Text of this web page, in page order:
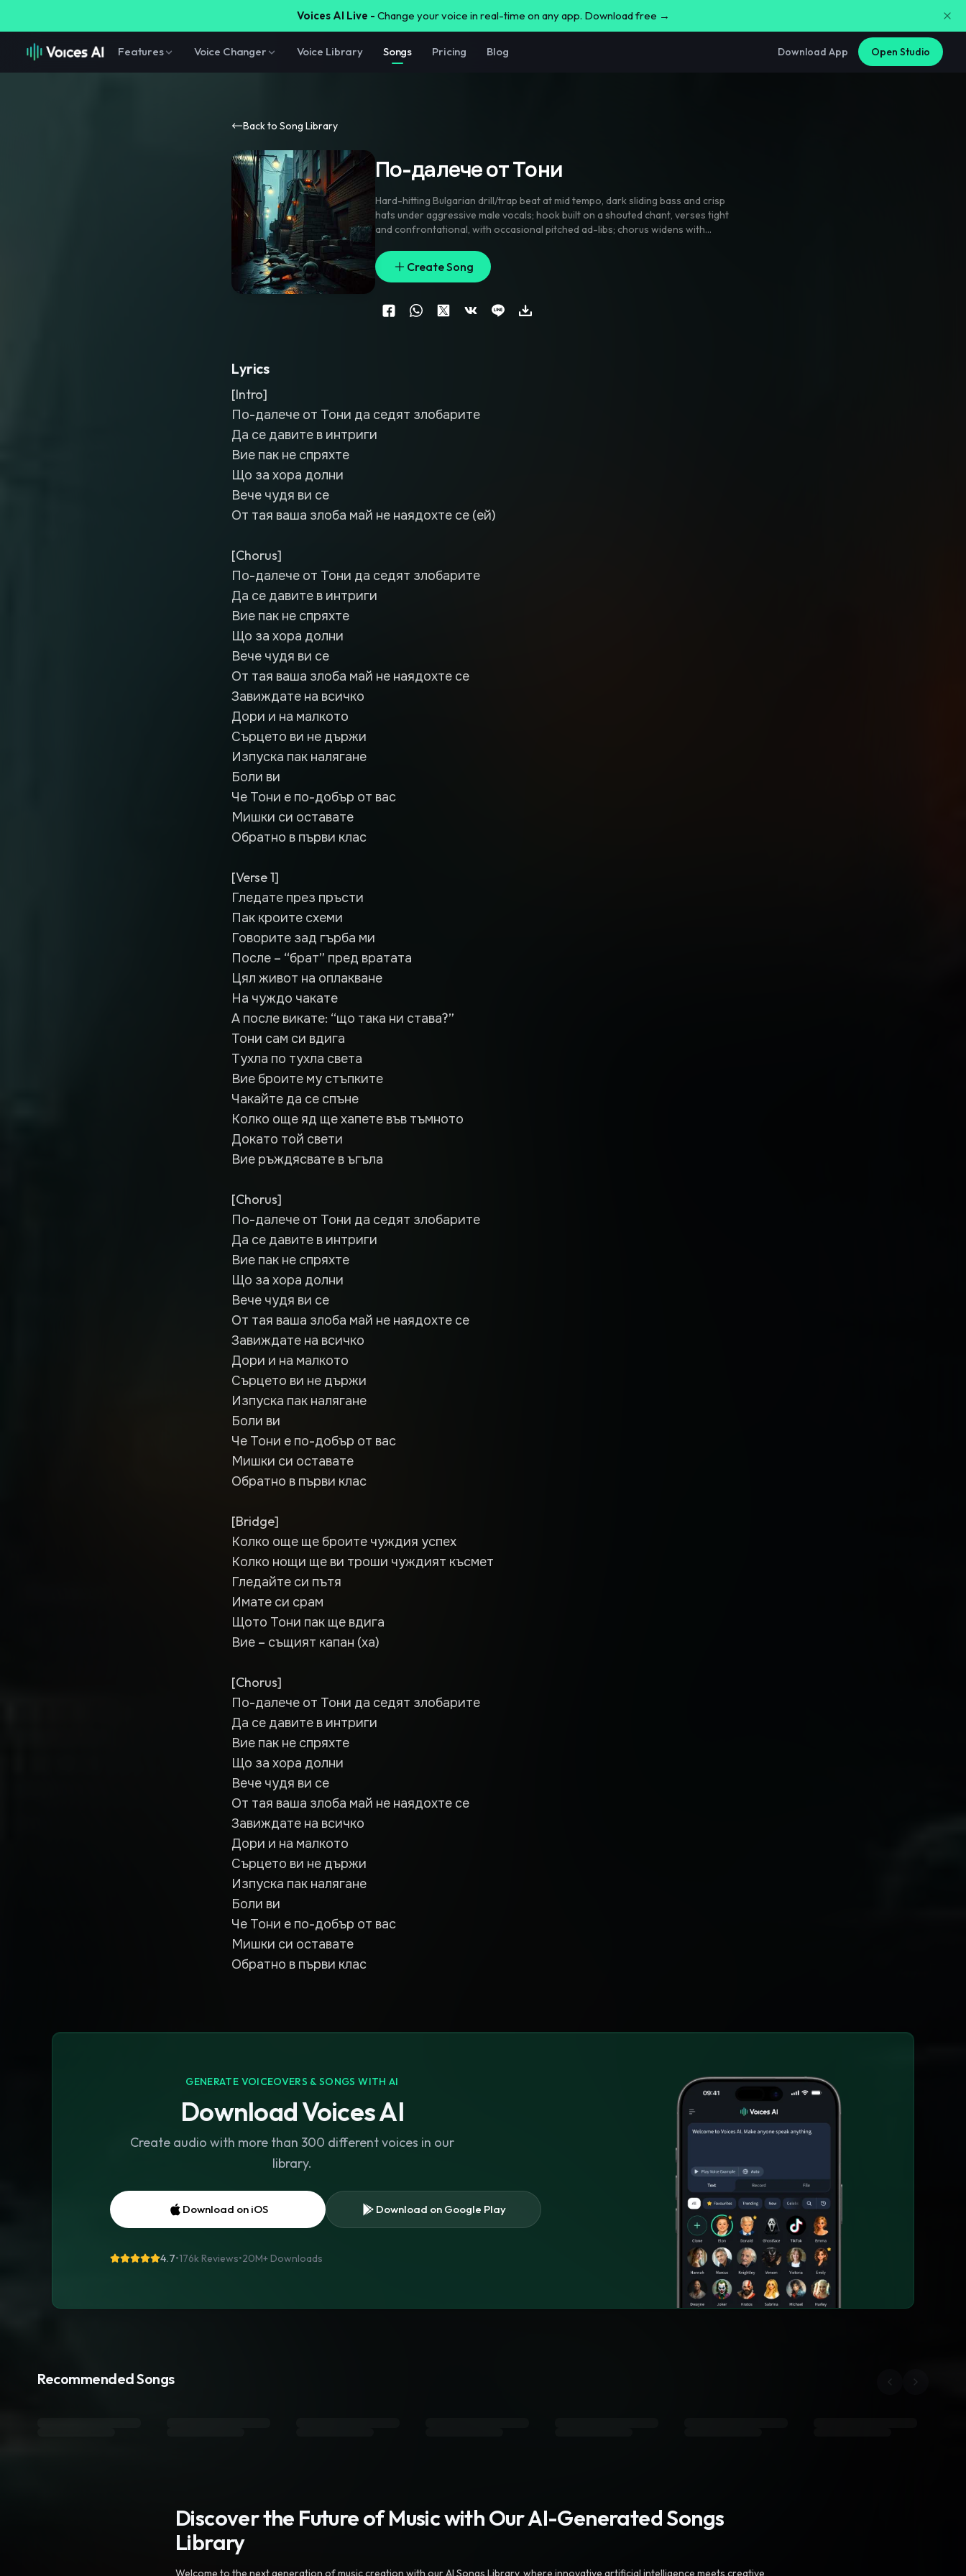
Voices AI Live - Change your voice in real-time on any app. Download free →
Features Voice Changer Voice Library Songs Pricing Blog Download App Open Studio
Back to Song Library
По-далече от Тони
Hard-hitting Bulgarian drill/trap beat at mid tempo, dark sliding bass and crisp
hats under aggressive male vocals; hook built on a shouted chant, verses tight
and confrontational, with occasional pitched ad-libs; chorus widens with
beat for an a cappella sting before slamming back in
Create Song
Lyrics
[Intro]
По-далече от Тони да седят злобарите
Да се давите в интриги
Вие пак не спряхте
Що за хора долни
Вече чудя ви се
От тая ваша злоба май не наядохте се (ей)
[Chorus]
По-далече от Тони да седят злобарите
Да се давите в интриги
Вие пак не спряхте
Що за хора долни
Вече чудя ви се
От тая ваша злоба май не наядохте се
Завиждате на всичко
Дори и на малкото
Сърцето ви не държи
Изпуска пак налягане
Боли ви
Че Тони е по-добър от вас
Мишки си оставате
Обратно в първи клас
[Verse 1]
Гледате през пръсти
Пак кроите схеми
Говорите зад гърба ми
После – “брат” пред вратата
Цял живот на оплакване
На чуждо чакате
А после викате: “що така ни става?”
Тони сам си вдига
Тухла по тухла света
Вие броите му стъпките
Чакайте да се спъне
Колко още яд ще хапете във тъмното
Докато той свети
Вие ръждясвате в ъгъла
[Chorus]
По-далече от Тони да седят злобарите
Да се давите в интриги
Вие пак не спряхте
Що за хора долни
Вече чудя ви се
От тая ваша злоба май не наядохте се
Завиждате на всичко
Дори и на малкото
Сърцето ви не държи
Изпуска пак налягане
Боли ви
Че Тони е по-добър от вас
Мишки си оставате
Обратно в първи клас
[Bridge]
Колко още ще броите чуждия успех
Колко нощи ще ви троши чуждият късмет
Гледайте си пътя
Имате си срам
Щото Тони пак ще вдига
Вие – същият капан (ха)
[Chorus]
По-далече от Тони да седят злобарите
Да се давите в интриги
Вие пак не спряхте
Що за хора долни
Вече чудя ви се
От тая ваша злоба май не наядохте се
Завиждате на всичко
Дори и на малкото
Сърцето ви не държи
Изпуска пак налягане
Боли ви
Че Тони е по-добър от вас
Мишки си оставате
Обратно в първи клас
GENERATE VOICEOVERS & SONGS WITH AI
Download Voices AI
Create audio with more than 300 different voices in our
library.
Download on iOS Download on Google Play
4.7•176k Reviews•20M+Downloads
Recommended Songs
Discover the Future of Music with Our AI-Generated Songs
Library
Welcome to the next generation of music creation with our AI Songs Library, where innovative artificial intelligence meets creative